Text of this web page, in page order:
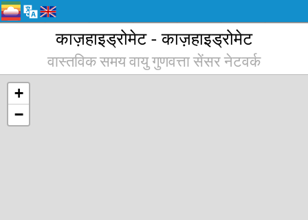
काज़हाइड्रोमेट - काज़हाइड्रोमेट
वास्तविक समय वायु गुणवत्ता सेंसर नेटवर्क
+
−